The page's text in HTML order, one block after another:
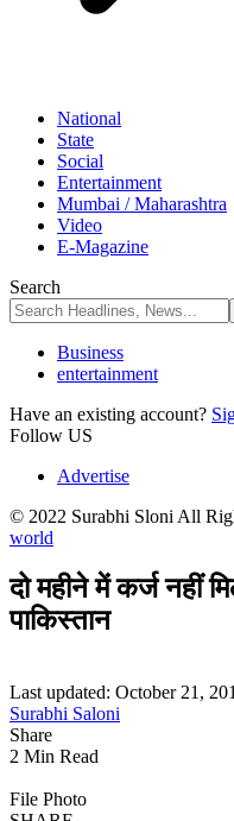
National
State
Social
Entertainment
Mumbai / Maharashtra
Video
E-Magazine
Search
Business
entertainment
Have an existing account?
Follow US
Advertise
© 2022 Surabhi Sloni All
world
दो महीने में कर्ज नहीं
पाकिस्तान
Last updated: October 21,
Surabhi Saloni
Share
2 Min Read
File Photo